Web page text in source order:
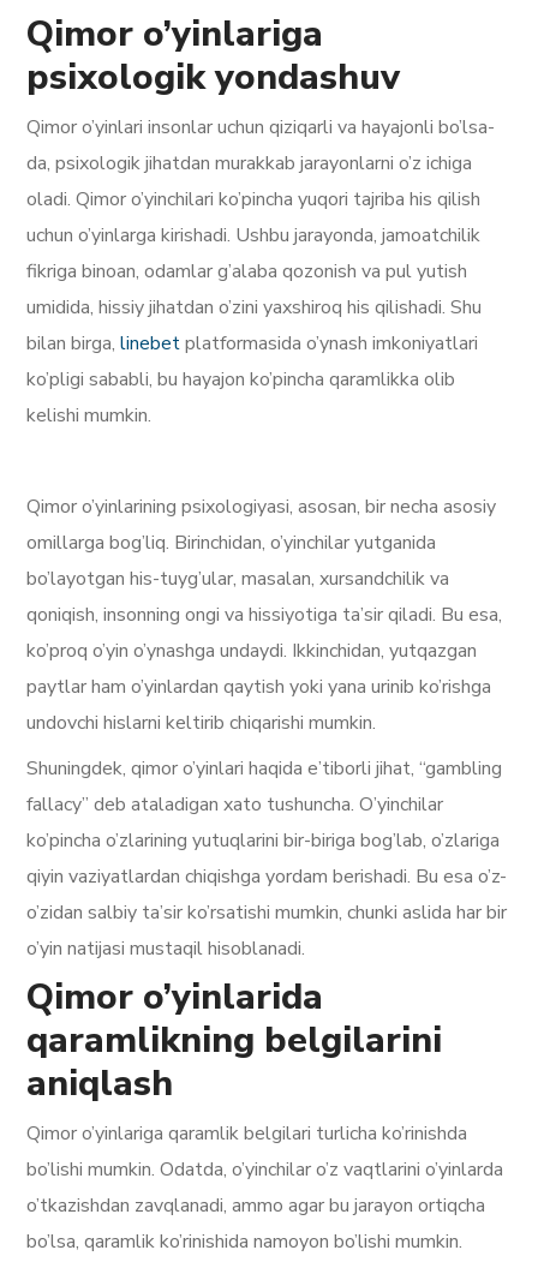
Qimor o’yinlariga
psixologik yondashuv
Qimor o’yinlari insonlar uchun qiziqarli va hayajonli bo’lsa-
da, psixologik jihatdan murakkab jarayonlarni o’z ichiga
oladi. Qimor o’yinchilari ko’pincha yuqori tajriba his qilish
uchun o’yinlarga kirishadi. Ushbu jarayonda, jamoatchilik
fikriga binoan, odamlar g’alaba qozonish va pul yutish
umidida, hissiy jihatdan o’zini yaxshiroq his qilishadi. Shu
bilan birga,linebetplatformasida o’ynash imkoniyatlari
ko’pligi sababli, bu hayajon ko’pincha qaramlikka olib
kelishi mumkin.
Qimor o’yinlarining psixologiyasi, asosan, bir necha asosiy
omillarga bog’liq. Birinchidan, o’yinchilar yutganida
bo’layotgan his-tuyg’ular, masalan, xursandchilik va
qoniqish, insonning ongi va hissiyotiga ta’sir qiladi. Bu esa,
ko’proq o’yin o’ynashga undaydi. Ikkinchidan, yutqazgan
paytlar ham o’yinlardan qaytish yoki yana urinib ko’rishga
undovchi hislarni keltirib chiqarishi mumkin.
Shuningdek, qimor o’yinlari haqida e’tiborli jihat, “gambling
fallacy” deb ataladigan xato tushuncha. O’yinchilar
ko’pincha o’zlarining yutuqlarini bir-biriga bog’lab, o’zlariga
qiyin vaziyatlardan chiqishga yordam berishadi. Bu esa o’z-
o’zidan salbiy ta’sir ko’rsatishi mumkin, chunki aslida har bir
o’yin natijasi mustaqil hisoblanadi.
Qimor o’yinlarida
qaramlikning belgilarini
aniqlash
Qimor o’yinlariga qaramlik belgilari turlicha ko’rinishda
bo’lishi mumkin. Odatda, o’yinchilar o’z vaqtlarini o’yinlarda
o’tkazishdan zavqlanadi, ammo agar bu jarayon ortiqcha
bo’lsa, qaramlik ko’rinishida namoyon bo’lishi mumkin.